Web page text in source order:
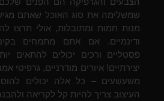
שמשלימה את סוג האוכל שאתם
מנות חמות ומתובלות, אולי תרצו
ודינמיים. אם אתם מתמחים
פסטליים ורכים יכולים להתאים
יצירתיים! איורים מודרניים, גרפיטי
משעשעים – כל אלה יכולים
העיצוב צריך להיות קל לקריאה